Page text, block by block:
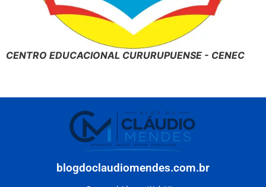
CENTRO EDUCACIONAL CURURUPUENSE - CENEC
blogdoclaudiomendes.com.br